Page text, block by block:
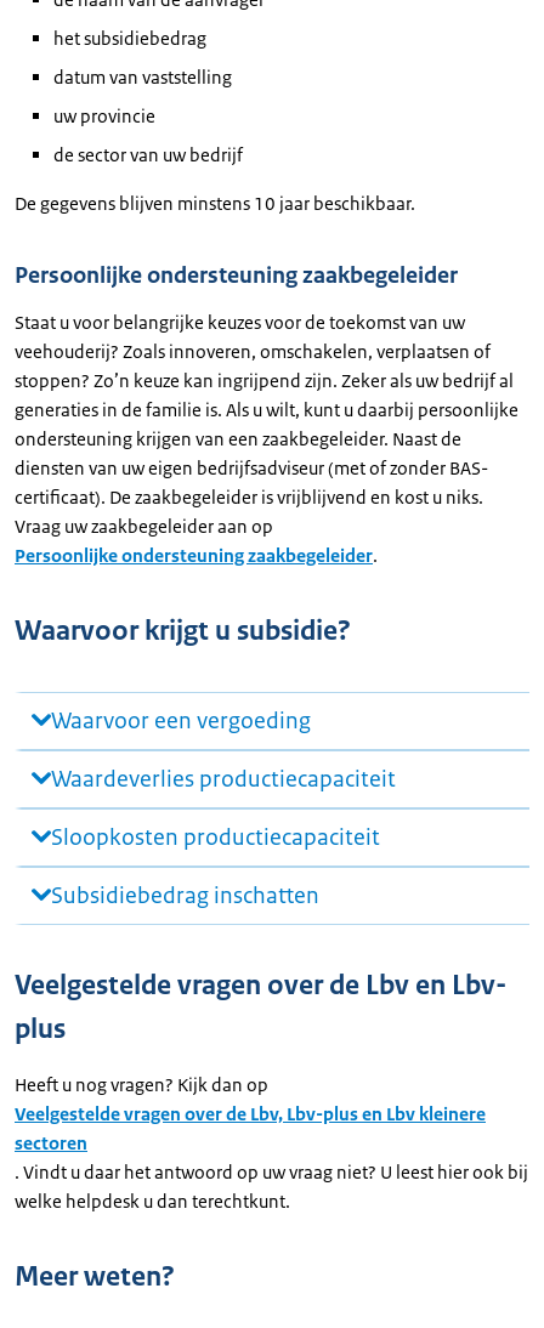
het subsidiebedrag
datum van vaststelling
uw provincie
de sector van uw bedrijf
De gegevens blijven minstens 10 jaar beschikbaar.
Persoonlijke ondersteuning zaakbegeleider
Staat u voor belangrijke keuzes voor de toekomst van uw
veehouderij? Zoals innoveren, omschakelen, verplaatsen of
stoppen? Zo’n keuze kan ingrijpend zijn. Zeker als uw bedrijf al
generaties in de familie is. Als u wilt, kunt u daarbij persoonlijke
ondersteuning krijgen van een zaakbegeleider. Naast de
diensten van uw eigen bedrijfsadviseur (met of zonder BAS-
certificaat). De zaakbegeleider is vrijblijvend en kost u niks.
Vraag uw zaakbegeleider aan op
Persoonlijke ondersteuning zaakbegeleider.
Waarvoor krijgt u subsidie?
Waarvoor een vergoeding
Waardeverlies productiecapaciteit
Sloopkosten productiecapaciteit
Subsidiebedrag inschatten
Veelgestelde vragen over de Lbv en Lbv-
plus
Heeft u nog vragen? Kijk dan op
Veelgestelde vragen over de Lbv, Lbv-plus en Lbv kleinere
sectoren
. Vindt u daar het antwoord op uw vraag niet? U leest hier ook bij
welke helpdesk u dan terechtkunt.
Meer weten?